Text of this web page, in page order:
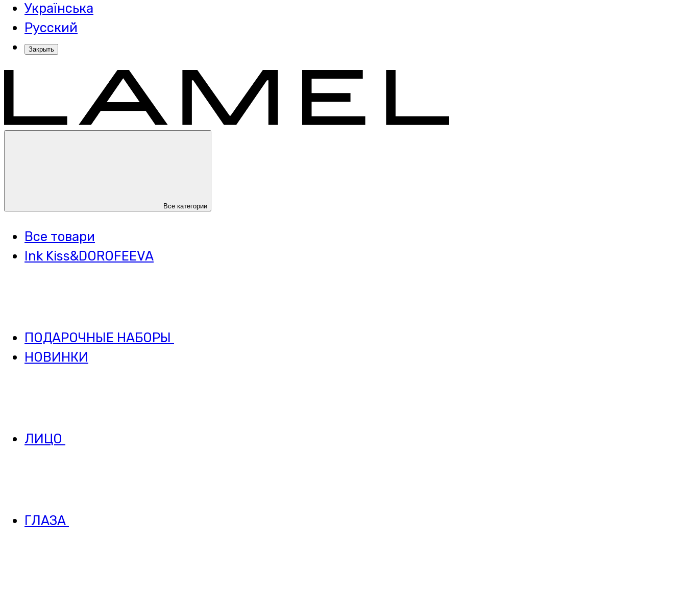
Українська
Русский
Закрыть
Все категории
Все товари
Ink Kiss&DOROFEEVA
ПОДАРОЧНЫЕ НАБОРЫ
НОВИНКИ
ЛИЦО
ГЛАЗА